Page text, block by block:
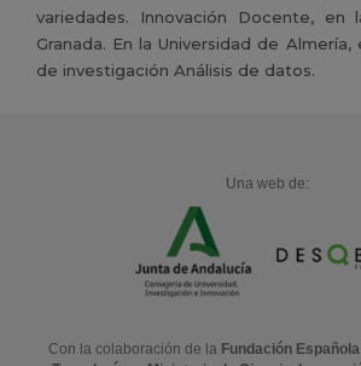
variedades. Innovación Docente, en
Granada. En la Universidad de
de investigación Análisis de datos.
Una web de:
Con la colaboración de la Fundación